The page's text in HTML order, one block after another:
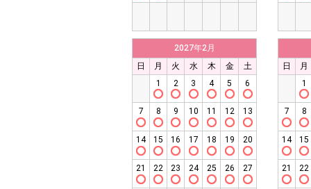
2027年2月
日
月 火 水 木 金
土
1
2 3 4 5 6
7 8 9 10 11 12 13
14 15 16 17 18 19 20
21 22 23 24 25 26 27
日
月
1
7 8
14 15
21 22